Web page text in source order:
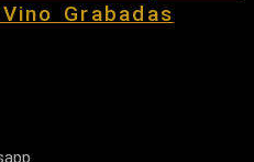
Grabadas